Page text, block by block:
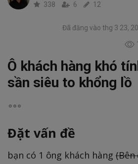
338 6 12
Đã đăng vào thg 3 23,
Ô khách hàng khó
sần siêu to khổng lồ
Đặt vấn đề
bạn có 1 ông khách hàng(Bên